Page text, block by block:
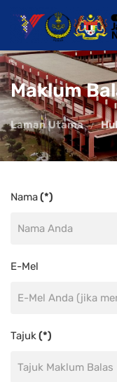
Maklum
Laman Utama
Nama(*)
E-Mel
Tajuk(*)